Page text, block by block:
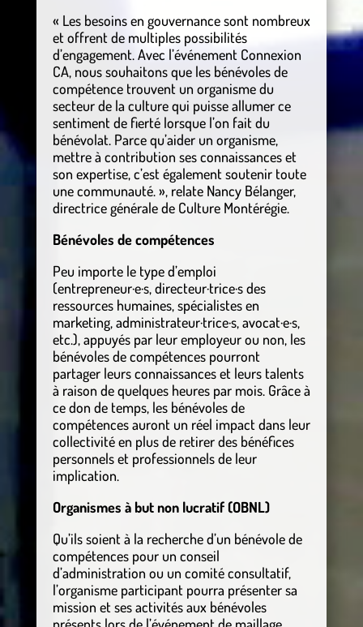
« Les besoins en gouvernance sont nombreux
et offrent de multiples possibilités
d’engagement. Avec l’événement Connexion
CA, nous souhaitons que les bénévoles de
compétence trouvent un organisme du
secteur de la culture qui puisse allumer ce
sentiment de fierté lorsque l’on fait du
bénévolat. Parce qu’aider un organisme,
mettre à contribution ses connaissances et
son expertise, c’est également soutenir toute
une communauté. », relate Nancy Bélanger,
directrice générale de Culture Montérégie.
Bénévoles de compétences
Peu importe le type d’emploi
(entrepreneur·e·s, directeur·trice·s des
ressources humaines, spécialistes en
marketing, administrateur·trice·s, avocat·e·s,
etc.), appuyés par leur employeur ou non, les
bénévoles de compétences pourront
partager leurs connaissances et leurs talents
à raison de quelques heures par mois. Grâce à
ce don de temps, les bénévoles de
compétences auront un réel impact dans leur
collectivité en plus de retirer des bénéfices
personnels et professionnels de leur
implication.
Organismes à but non lucratif (OBNL)
Qu’ils soient à la recherche d’un bénévole de
compétences pour un conseil
d’administration ou un comité consultatif,
l’organisme participant pourra présenter sa
mission et ses activités aux bénévoles